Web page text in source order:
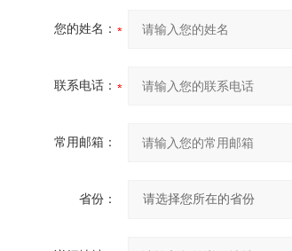
您的姓名：
联系电话：
常用邮箱：
省份：